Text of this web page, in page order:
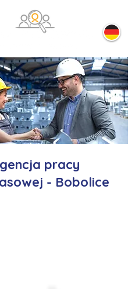
pracy
- Bobolice